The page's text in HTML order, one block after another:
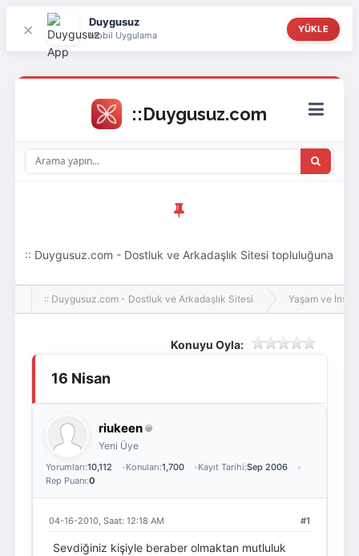
× Duygusuz
Mobil Uygulama
YÜKLE
Giriş Yap
:: Duygusuz.com - Dostluk ve Arkadaşlık Sitesi topluluğuna
hoş geldin ziyaretçi! Aramıza katılmak istersen kayıt
:: Duygusuz.com - Dostluk ve Arkadaşlık Sitesi Yaşam ve İnsan
Konuyu Oyla:
16 Nisan
riukeen
Yeni Üye
Yorumları:10,112 Konuları:1,700 Kayıt Tarihi:Sep 2006
Rep Puanı:0
#1
04-16-2010, Saat: 12:18 AM
Sevdiğiniz kişiyle beraber olmaktan mutluluk